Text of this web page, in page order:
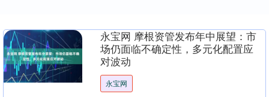
永宝网 摩根资管发布年中展望：市
场仍面临不确定性，多元化配置应
对波动
永宝网